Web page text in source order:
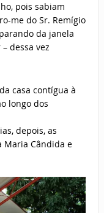
pois sabiam
me do Sr. Remígio
da janela
dessa vez
casa contígua à
longo dos
depois, as
Maria Cândida e